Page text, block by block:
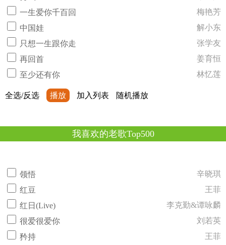
一生爱你千百回
梅艳芳
中国娃
解小东
只想一生跟你走
张学友
再回首
姜育恒
至少还有你
林忆莲
全选/反选 播放 加入列表 随机播放
我喜欢的老歌Top500
领悟
辛晓琪
红豆
王菲
红日(Live)
李克勤&谭咏麟
很爱很爱你
刘若英
矜持
王菲